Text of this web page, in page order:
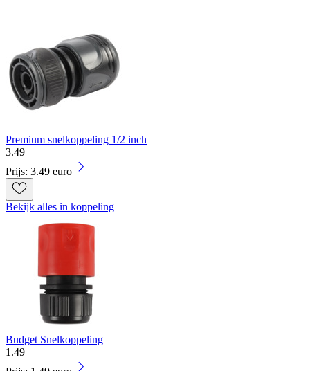
Premium snelkoppeling 1/2 inch
3.49
Prijs: 3.49 euro
Bekijk alles in koppeling
Budget Snelkoppeling
1 .49